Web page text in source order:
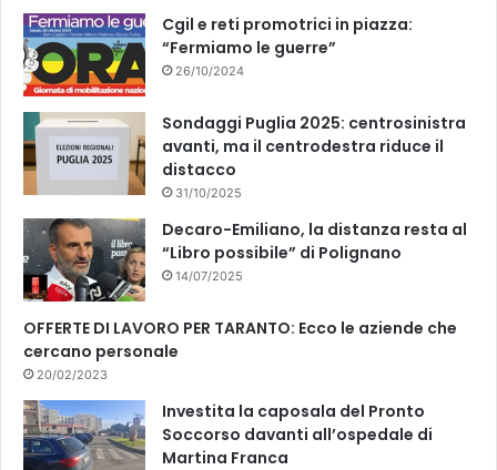
k
Cgil e reti promotrici in piazza:
“Fermiamo le guerre”
26/10/2024
Sondaggi Puglia 2025: centrosinistra
avanti, ma il centrodestra riduce il
distacco
31/10/2025
Decaro-Emiliano, la distanza resta al
“Libro possibile” di Polignano
14/07/2025
OFFERTE DI LAVORO PER TARANTO: Ecco le aziende che
cercano personale
20/02/2023
Investita la caposala del Pronto
Soccorso davanti all’ospedale di
Martina Franca